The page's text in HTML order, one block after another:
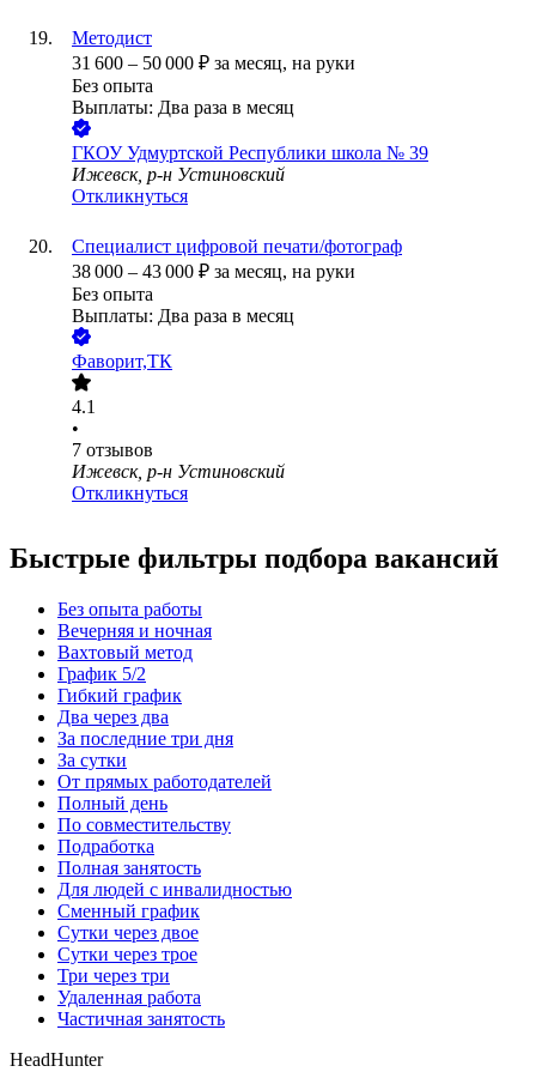
Методист
31 600 – 50 000 ₽ за месяц, на руки
Без опыта
Выплаты: Два раза в месяц
ГКОУ Удмуртской Республики школа № 39
Ижевск, р-н Устиновский
Откликнуться
Специалист цифровой печати/фотограф
38 000 – 43 000 ₽ за месяц, на руки
Без опыта
Выплаты: Два раза в месяц
Фаворит,ТК
4.1
•
7 отзывов
Ижевск, р-н Устиновский
Откликнуться
Быстрые фильтры подбора вакансий
Без опыта работы
Вечерняя и ночная
Вахтовый метод
График 5/2
Гибкий график
Два через два
За последние три дня
За сутки
От прямых работодателей
Полный день
По совместительству
Подработка
Полная занятость
Для людей с инвалидностью
Сменный график
Сутки через двое
Сутки через трое
Три через три
Удаленная работа
Частичная занятость
HeadHunter